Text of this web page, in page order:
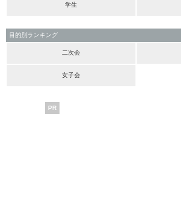
学生
目的別ランキング
二次会
女子会
PR